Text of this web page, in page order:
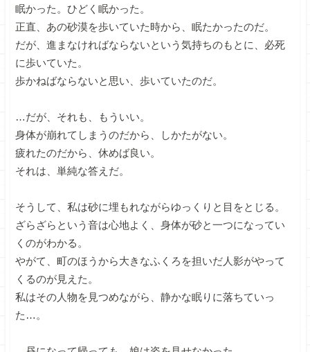
眠かった。ひどく眠かった。
正直、あの砂漠を歩いていた時から、眠たかったのだ。
だが、進まなければならないという気持ちのもとに、必死
に歩いていた。
歩かねばならないと思い、歩いていたのだ。
…だが、それも、もういい。
身体が崩れてしまうのだから、しかたがない。
疲れたのだから、休めば良い。
それは、単純な答えだ。
そうして、私は砂に埋もれながらゆっくりと目をとじる。
ざらざらという音は心地よく、身体が砂と一つになってい
くのがわかる。
やがて、町のほうから大きなふくろを担いだ人影がやって
くるのが見えた。
私はその人物を見つめながら、静かな眠りに落ちていっ
た…。